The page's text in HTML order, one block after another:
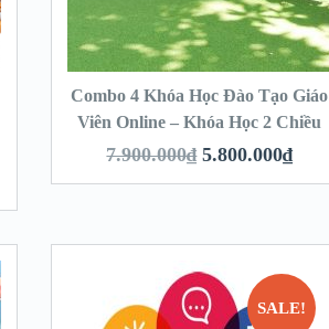
Combo 4 Khóa Học Đào Tạo Giáo
Viên Online – Khóa Học 2 Chiều
7.900.000₫ 5.800.000₫
SALE!